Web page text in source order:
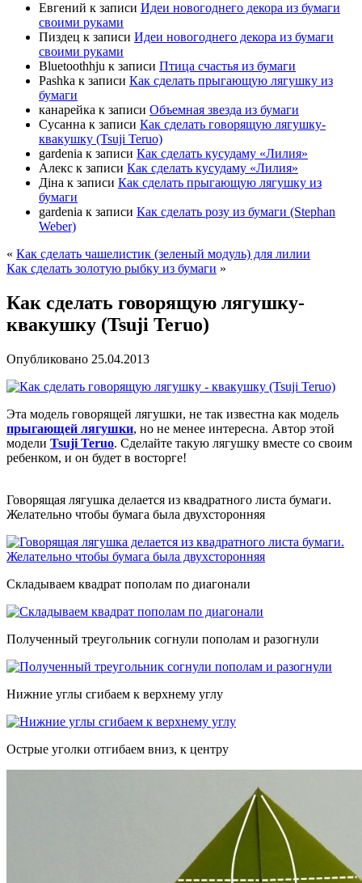
Евгений к записи Идеи новогоднего декора из бумаги
своими руками
Пиздец к записи Идеи новогоднего декора из бумаги
своими руками
Bluetoothhju к записи Птица счастья из бумаги
Pashka к записи Как сделать прыгающую лягушку из
бумаги
канарейка к записи Объемная звезда из бумаги
Сусанна к записи Как сделать говорящую лягушку-
квакушку (Tsuji Teruo)
gardenia к записи Как сделать кусудаму «Лилия»
Алекс к записи Как сделать кусудаму «Лилия»
Діна к записи Как сделать прыгающую лягушку из
бумаги
gardenia к записи Как сделать розу из бумаги (Stephan
Weber)
« Как сделать чашелистик (зеленый модуль) для лилии
Как сделать золотую рыбку из бумаги »
Как сделать говорящую лягушку-
квакушку (Tsuji Teruo)
Опубликовано 25.04.2013
Эта модель говорящей лягушки, не так известна как модель
прыгающей лягушки, но не менее интересна. Автор этой
модели Tsuji Teruo. Сделайте такую лягушку вместе со своим
ребенком, и он будет в восторге!
Говорящая лягушка делается из квадратного листа бумаги.
Желательно чтобы бумага была двухсторонняя
Складываем квадрат пополам по диагонали
Полученный треугольник согнули пополам и разогнули
Нижние углы сгибаем к верхнему углу
Острые уголки отгибаем вниз, к центру